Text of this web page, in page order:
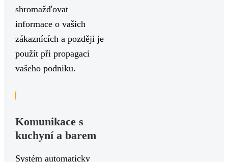
shromažďovat
informace o vašich
zákaznících a později je
použít při propagaci
vašeho podniku.
Komunikace s
kuchyní a barem
Systém automaticky